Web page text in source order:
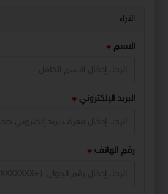
الآراء
الاسم
البريد الإلكتروني
رقم الهاتف